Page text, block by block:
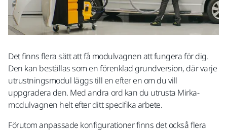
Det finns flera sätt att få modulvagnen att fungera för dig.
Den kan beställas som en förenklad grundversion, där varje
utrustningsmodul läggs till en efter en om du vill
uppgradera den. Med andra ord kan du utrusta Mirka-
modulvagnen helt efter ditt specifika arbete.
Förutom anpassade konfigurationer finns det också flera